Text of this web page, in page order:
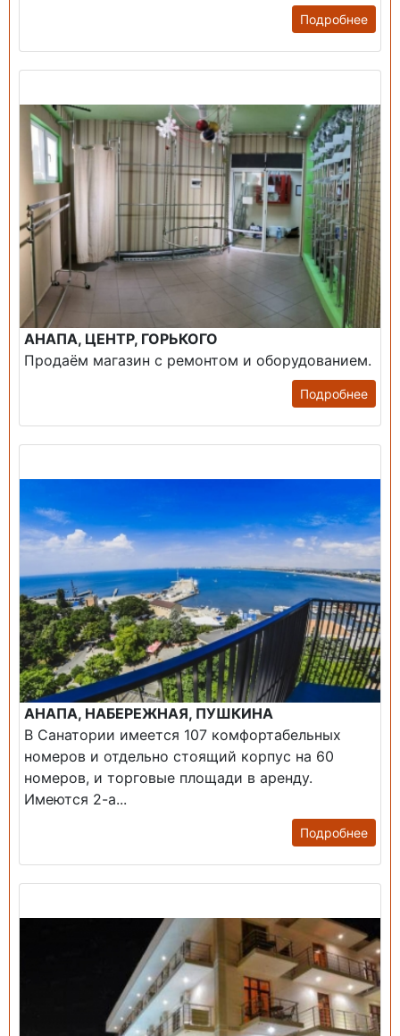
Подробнее
АНАПА, ЦЕНТР, ГОРЬКОГО
Продаём магазин с ремонтом и оборудованием.
Подробнее
АНАПА, НАБЕРЕЖНАЯ, ПУШКИНА
В Санатории имеется 107 комфортабельных
номеров и отдельно стоящий корпус на 60
номеров, и торговые площади в аренду.
Имеются 2-а...
Подробнее